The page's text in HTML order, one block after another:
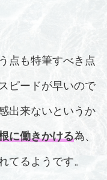
点も特筆すべき点
ピードが早いので
出来ないというか
に働きかける為、
てるようです。